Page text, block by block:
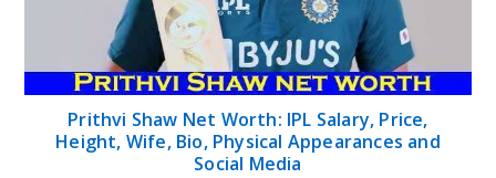
Prithvi Shaw Net Worth: IPL Salary, Price,
Height, Wife, Bio, Physical Appearances and
Social Media